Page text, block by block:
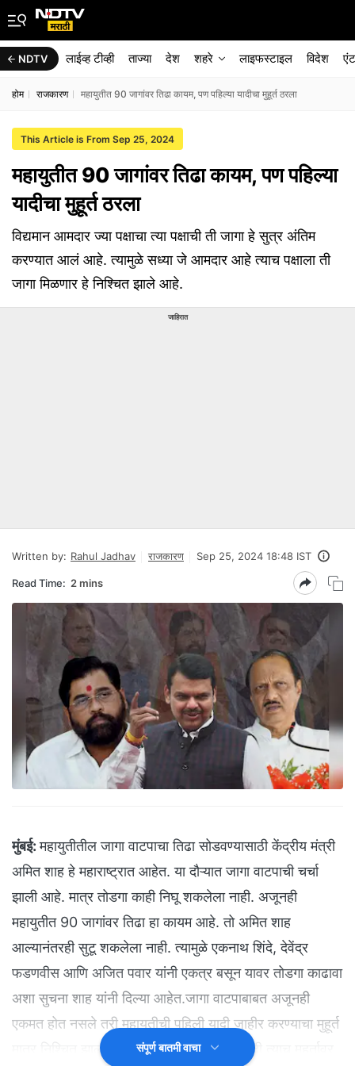
NDTV लाईव्ह टीव्ही ताज्या देश शहरे लाइफस्टाइल विदेश
होम राजकारण महायुतीत 90 जागांवर तिढा कायम, पण पहिल्या यादीचा मुहूर्त ठरला
This Article is From Sep 25, 2024
महायुतीत 90 जागांवर तिढा कायम, पण पहिल्या
यादीचा मुहूर्त ठरला
विद्यमान आमदार ज्या पक्षाचा त्या पक्षाची ती जागा हे सुत्र अंतिम
करण्यात आलं आहे. त्यामुळे सध्या जे आमदार आहे त्याच पक्षाला ती
जागा मिळणार हे निश्चित झाले आहे.
जाहिरात
Written by: Rahul Jadhav राजकारण Sep 25, 2024 18:48 IST
Read Time: 2 mins
मुंबई: महायुतीतील जागा वाटपाचा तिढा सोडवण्यासाठी केंद्रीय मंत्री
अमित शाह हे महाराष्ट्रात आहेत. या दौऱ्यात जागा वाटपाची चर्चा
झाली आहे. मात्र तोडगा काही निघू शकलेला नाही. अजूनही
महायुतीत 90 जागांवर तिढा हा कायम आहे. तो अमित शाह
आल्यानंतरही सुटू शकलेला नाही. त्यामुळे एकनाथ शिंदे, देवेंद्र
फडणवीस आणि अजित पवार यांनी एकत्र बसून यावर तोडगा काढावा
अशा सुचना शाह यांनी दिल्या आहेत.जागा वाटपाबाबत अजूनही
एकमत होत नसले तरी महायुतीची पहिली यादी जाहीर करण्याचा मुहूर्त
मात्र निश्चित झाल्याचे समजत आहे. त्यामुळे ही यादी त्याच मुहूर्तावर
संपूर्ण बातमी वाचा